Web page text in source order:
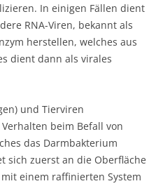
In einigen Fällen dient
RNA-Viren, bekannt als
herstellen, welches aus
dient dann als virales
und Tierviren
beim Befall von
das Darmbakterium
sich zuerst an die Oberfläche
einem raffinierten System